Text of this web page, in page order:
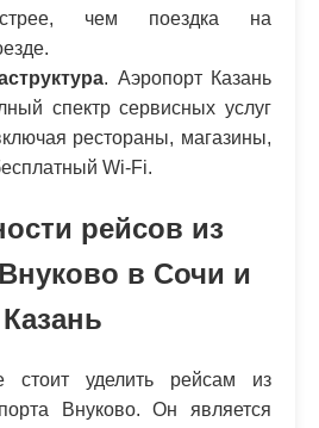
чем поездка на
. Аэропорт Казань
спектр сервисных услуг
рестораны, магазины,
Wi-Fi.
рейсов из
в Сочи и
Казань
стоит уделить рейсам из
Внуково. Он является